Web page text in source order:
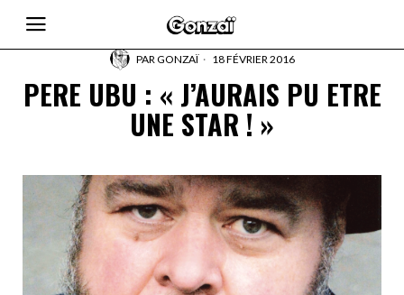
PARGONZAÏ 18 FÉVRIER 2016
PERE UBU : « J’AURAIS PU ETRE
UNE STAR ! »